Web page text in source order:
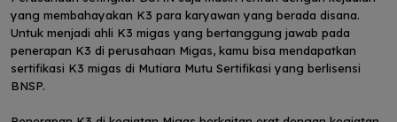
yang membahayakan K3 para karyawan yang berada disana.
Untuk menjadi ahli K3 migas yang bertanggung jawab pada
penerapan K3 di perusahaan Migas, kamu bisa mendapatkan
sertifikasi K3 migas di Mutiara Mutu Sertifikasi yang berlisensi
BNSP.